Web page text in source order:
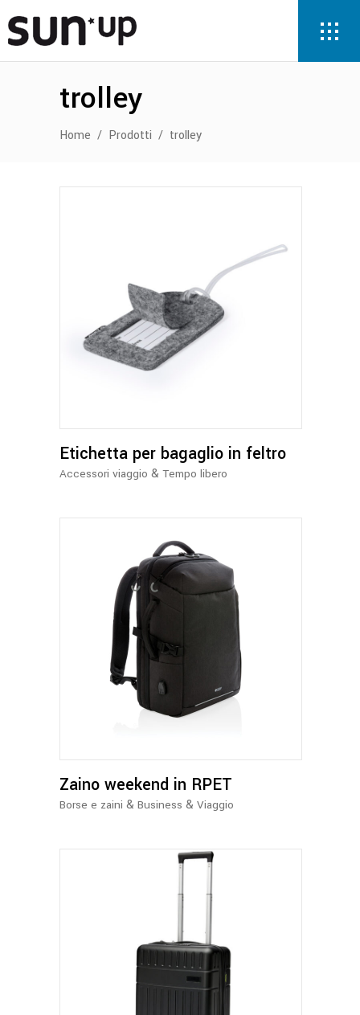
trolley
Home / Prodotti / trolley
Etichetta per bagaglio in feltro
Accessori viaggio & Tempo libero
Zaino weekend in RPET
Borse e zaini & Business & Viaggio